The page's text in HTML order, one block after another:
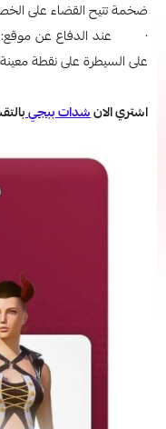
ضخمة تتيح القضاء على
· عند الدفاع عن موقع:
على السيطرة على نقطة
اشتري الانشدات ببجي